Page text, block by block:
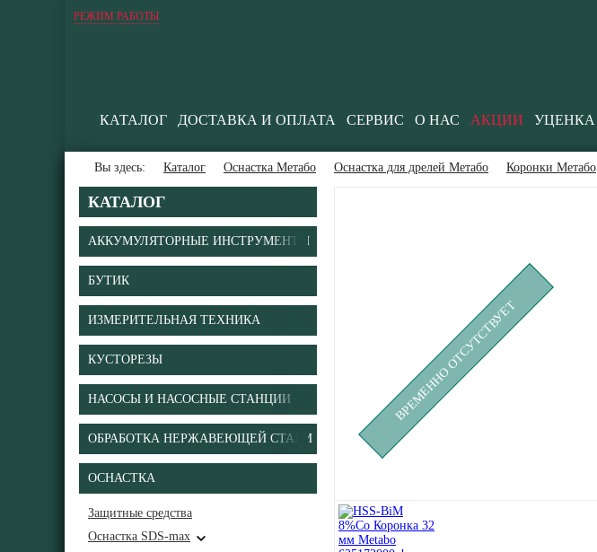
РЕЖИМ РАБОТЫ
КАТАЛОГ ДОСТАВКА И ОПЛАТА СЕРВИС О НАС АКЦИИ УЦЕНКА
Вы здесь: Каталог Оснастка Метабо Оснастка для дрелей Метабо Коронки Метабо
КАТАЛОГ
АККУМУЛЯТОРНЫЕ ИНСТРУМЕНТЫ
БУТИК
ИЗМЕРИТЕЛЬНАЯ ТЕХНИКА
КУСТОРЕЗЫ
НАСОСЫ И НАСОСНЫЕ СТАНЦИИ
ОБРАБОТКА НЕРЖАВЕЮЩЕЙ СТАЛИ
ОСНАСТКА
Защитные средства
Оснастка SDS-max
ВРЕМЕННО ОТСУТСТВУЕТ